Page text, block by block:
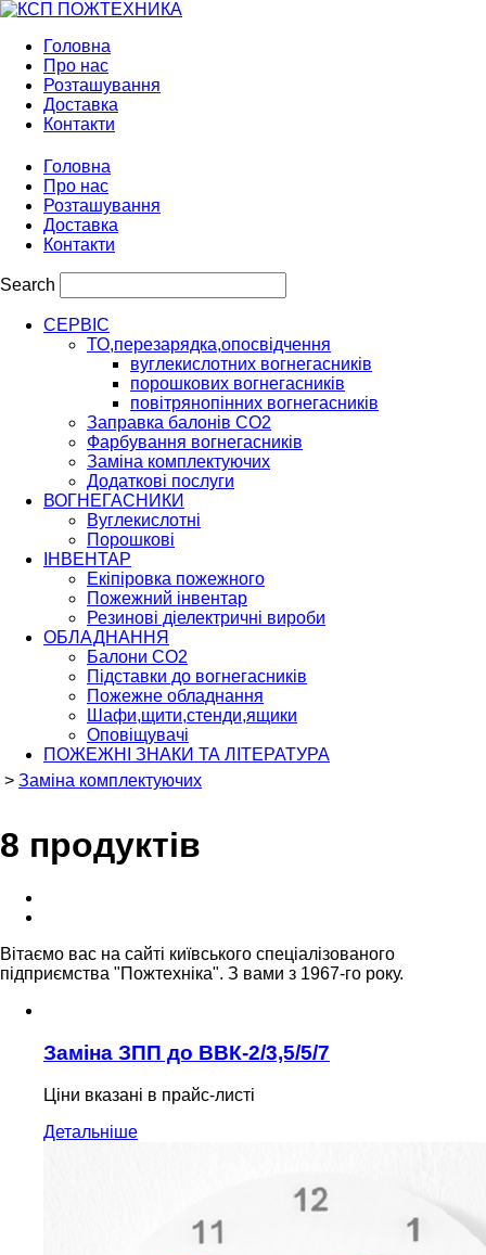
Головна
Про нас
Розташування
Доставка
Контакти
Головна
Про нас
Розташування
Доставка
Контакти
Search
СЕРВІС
ТО,перезарядка,опосвідчення
вуглекислотних вогнегасників
порошкових вогнегасників
повітрянопінних вогнегасників
Заправка балонів CO2
Фарбування вогнегасників
Заміна комплектуючих
Додаткові послуги
ВОГНЕГАСНИКИ
Вуглекислотні
Порошкові
ІНВЕНТАР
Екіпіровка пожежного
Пожежний інвентар
Резинові діелектричні вироби
ОБЛАДНАННЯ
Балони СО2
Підставки до вогнегасників
Пожежне обладнання
Шафи,щити,стенди,ящики
Оповіщувачі
ПОЖЕЖНІ ЗНАКИ ТА ЛІТЕРАТУРА
> Заміна комплектуючих
8 продуктів
Вітаємо вас на сайті київського спеціалізованого
підприємства "Пожтехніка". З вами з 1967-го року.
Заміна ЗПП до ВВК-2/3,5/5/7
Ціни вказані в прайс-листі
Детальніше